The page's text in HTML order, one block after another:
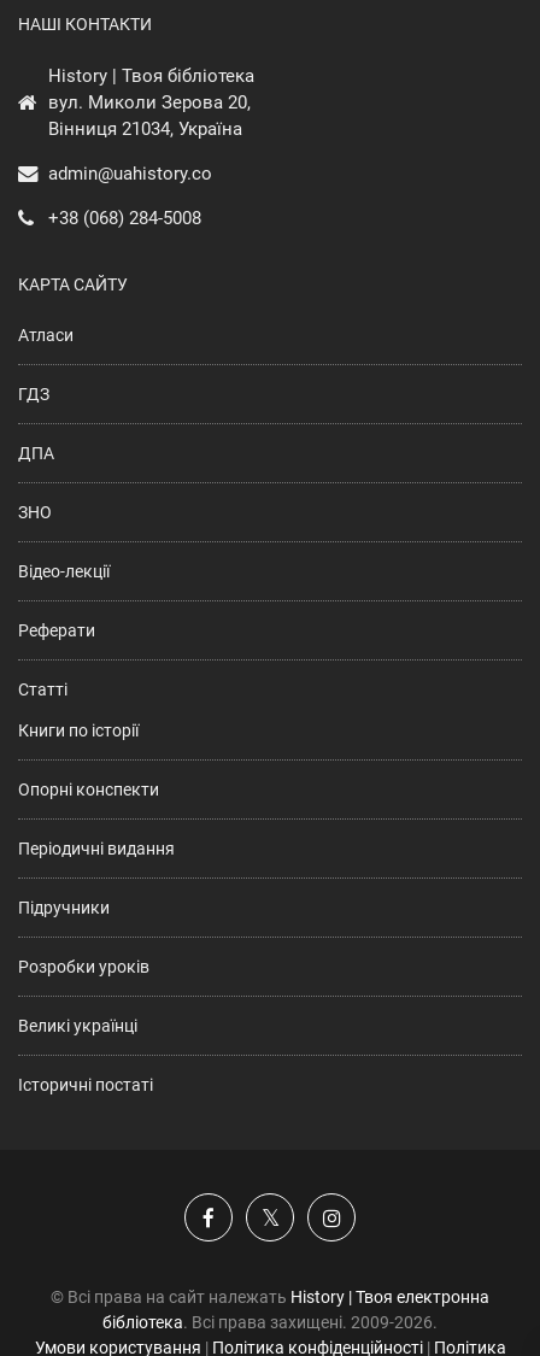
НАШІ КОНТАКТИ
History | Твоя бібліотека
вул. Миколи Зерова 20,
Вінниця 21034, Україна
admin@uahistory.co
+38 (068) 284-5008
КАРТА САЙТУ
Атласи
ГДЗ
ДПА
ЗНО
Відео-лекції
Реферати
Статті
Книги по історії
Опорні конспекти
Періодичні видання
Підручники
Розробки уроків
Великі українці
Історичні постаті
© Всі права на сайт належать History | Твоя електронна
бібліотека. Всі права захищені. 2009-2026.
Умови користування | Політика конфіденційності| Політика